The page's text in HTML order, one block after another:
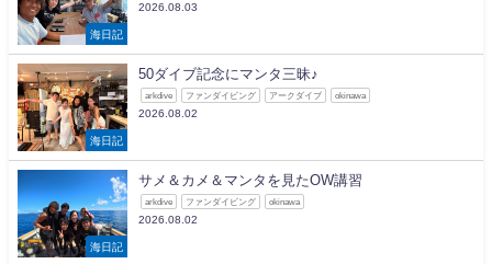
海日記
2026.08.03
海日記
50ダイブ記念にマンタ三昧♪
arkdive ファンダイビング アークダイブ okinawa
2026.08.02
海日記
サメ＆カメ＆マンタを見たOW講習
arkdive ファンダイビング okinawa
2026.08.02